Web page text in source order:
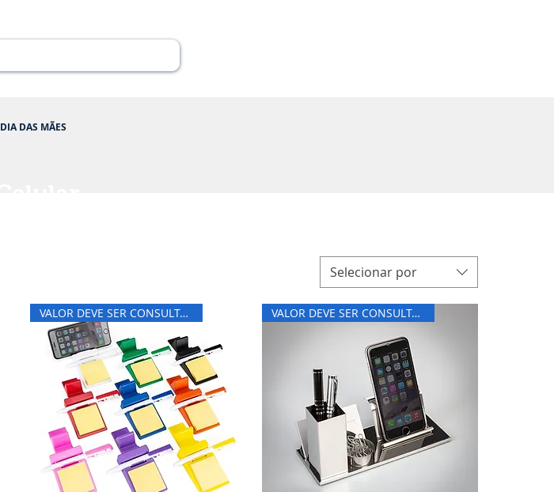
DIA DAS MÃES
Selecionar por
VALOR DEVE SER CONSULTADO VALOR DEVE SER CONSULTADO